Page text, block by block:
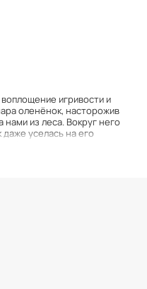
игривости и
оленёнок, насторожив
из леса. Вокруг него
уселась на его